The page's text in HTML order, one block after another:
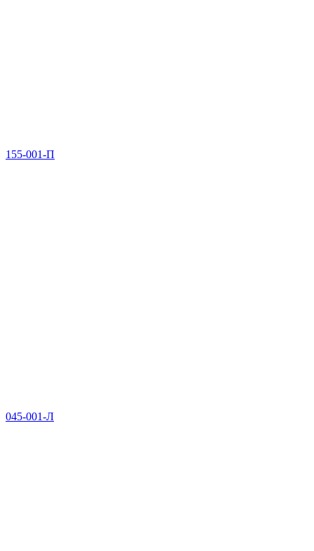
155-001-П
045-001-Л